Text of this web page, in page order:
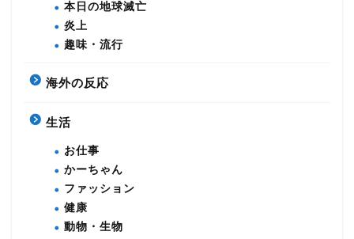
本日の地球滅亡
炎上
趣味・流行
海外の反応
生活
お仕事
かーちゃん
ファッション
健康
動物・生物